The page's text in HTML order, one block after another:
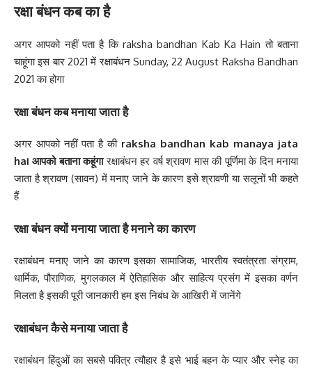
रक्षा बंधन कब का है
अगर आपको नहीं पता है कि raksha bandhan Kab Ka Hain तो बताना
चाहूंगा इस बार 2021 में रक्षाबंधन Sunday, 22 August Raksha Bandhan
2021 का होगा
रक्षा बंधन कब मनाया जाता है
अगर आपको नहीं पता है की raksha bandhan kab manaya jata
hai आपको बताना कहूंगारक्षाबंधन हर वर्ष श्रावण मास की पूर्णिमा के दिन मनाया
जाता है श्रावण (सावन) में मनाए जाने के कारण इसे श्रावणी या सलूनों भी कहते
हैं
रक्षा बंधन क्यों मनाया जाता है मनाने का कारण
रक्षाबंधन मनाए जाने का कारण इसका सामाजिक, भारतीय स्वतंत्रता संग्राम,
धार्मिक, पौराणिक, मुगलकाल में ऐतिहासिक और साहित्य प्रसंग में इसका वर्णन
मिलता है इसकी पूरी जानकारी हम इस निबंध के आखिरी में जानेंगे
रक्षाबंधन कैसे मनाया जाता है
रक्षाबंधन हिंदुओं का सबसे पवित्र त्यौहार है इसे भाई बहन के प्यार और स्नेह का